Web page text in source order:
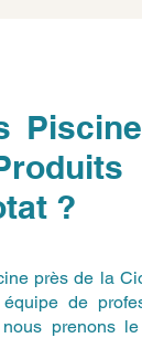
?
près de la
de
prenons